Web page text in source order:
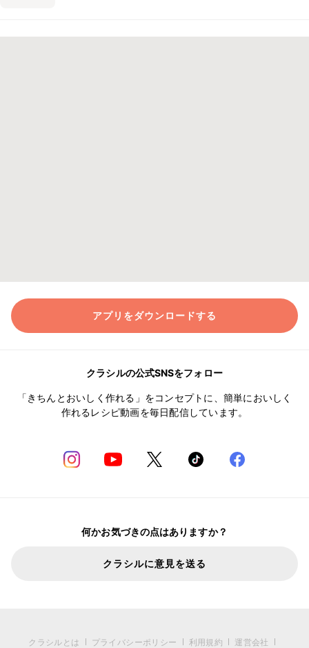
アプリをダウンロードする
クラシルの公式SNSをフォロー
「きちんとおいしく作れる」をコンセプトに、簡単においしく
作れるレシピ動画を毎日配信しています。
何かお気づきの点はありますか？
クラシルに意見を送る
クラシルとは プライバシーポリシー 利用規約 運営会社